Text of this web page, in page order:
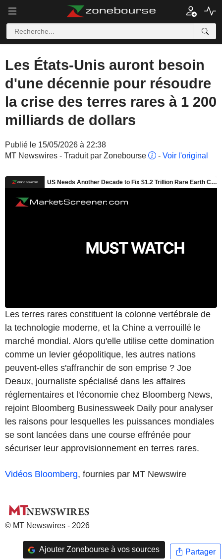
Les États-Unis auront besoin
d'une décennie pour résoudre
la crise des terres rares à 1 200
milliards de dollars
Publié le 15/05/2026 à 22:38
MT Newswires - Traduit par Zonebourse
- Voir l'original
Les terres rares constituent la colonne vertébrale de
la technologie moderne, et la Chine a verrouillé le
marché mondial. Alors qu'elle utilise cette domination
comme un levier géopolitique, les autres nations
peuvent-elles s'affranchir de son emprise ? Joe
Deaux, journaliste spécialisé dans les affaires
réglementaires et l'économie chez Bloomberg News,
rejoint Bloomberg Businessweek Daily pour analyser
les raisons pour lesquelles les puissances mondiales
se sont lancées dans une course effrénée pour
sécuriser leur approvisionnement en terres rares.
Vidéos Bloomberg, fournies par MT Newswire
© MT Newswires - 2026
Ajouter Zonebourse à vos sources Partager